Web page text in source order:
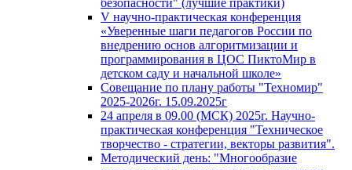
безопасности" (лучшие практики)
V научно-практическая конференция
«Уверенные шаги педагогов России по
внедрению основ алгоритмизации и
программирования в ЦОС ПиктоМир в
детском саду и начальной школе»
Совещание по плану работы "Техномир"
2025-2026г. 15.09.2025г
24 апреля в 09.00 (МСК) 2025г. Научно-
практическая конференция "Техническое
творчество - стратегии, векторы развития".
Методический день: "Многообразие